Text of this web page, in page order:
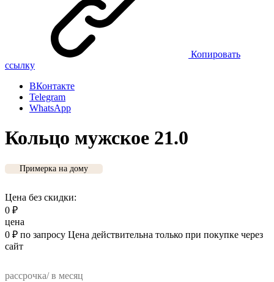
Копировать
ссылку
ВКонтакте
Telegram
WhatsApp
Кольцо мужское 21.0
Примерка на дому
Цена без скидки:
0 ₽
цена
0 ₽ по запросу Цена действительна только при покупке через
сайт
рассрочка/ в месяц